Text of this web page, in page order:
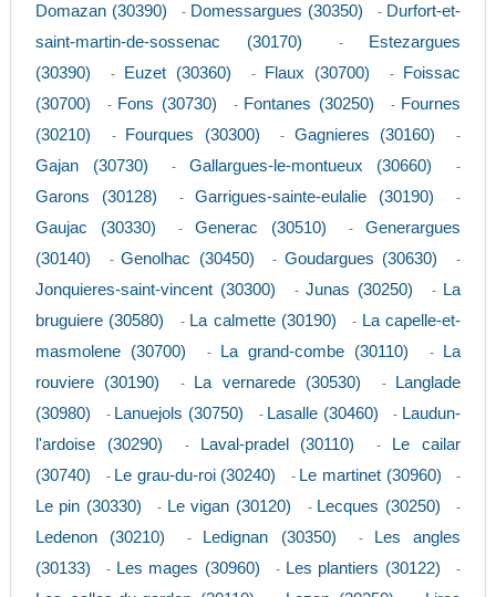
Domazan (30390) - Domessargues (30350) - Durfort-et-
saint-martin-de-sossenac (30170)
-
Estezargues
(30390)
- Euzet (30360) - Flaux (30700) -
Foissac
(30700)
- Fons (30730) - Fontanes (30250) - Fournes
(30210)
- Fourques (30300) - Gagnieres (30160) -
Gajan (30730) - Gallargues-le-montueux (30660) -
Garons (30128) - Garrigues-sainte-eulalie (30190) -
Gaujac (30330) - Generac (30510) -Generargues
(30140)
-Genolhac (30450) - Goudargues (30630) -
Jonquieres-saint-vincent (30300) -Junas (30250) - La
bruguiere (30580)
- La calmette (30190) - La capelle-et-
masmolene (30700)
- La grand-combe (30110) -
La
rouviere (30190)
- La vernarede (30530) -
Langlade
(30980)
- Lanuejols (30750) - Lasalle (30460) - Laudun-
l'ardoise (30290)
- Laval-pradel (30110) -
Le cailar
(30740)
- Le grau-du-roi (30240) - Le martinet (30960) -
Le pin (30330) - Le vigan (30120) - Lecques (30250) -
Ledenon (30210) - Ledignan (30350) -
Les angles
(30133)
- Les mages (30960) - Les plantiers (30122) -